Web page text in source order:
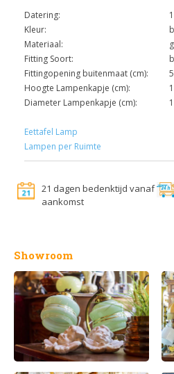
Datering:
Kleur:
Materiaal:
Fitting Soort:
Fittingopening buitenmaat (cm):
Hoogte Lampenkapje (cm):
Diameter Lampenkapje (cm):
Eettafel Lamp
Lampen per Ruimte
21 dagen bedenktijd vanaf
aankomst
Showroom